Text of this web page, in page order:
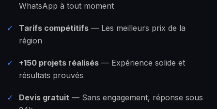
WhatsApp à tout moment
✓ Tarifs compétitifs — Les meilleurs prix de la
région
✓ +150 projets réalisés — Expérience solide et
résultats prouvés
✓ Devis gratuit — Sans engagement, réponse sous